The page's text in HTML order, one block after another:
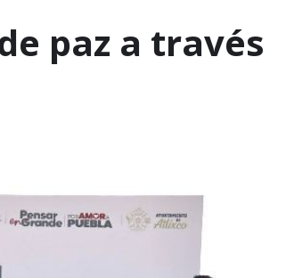
paz a través